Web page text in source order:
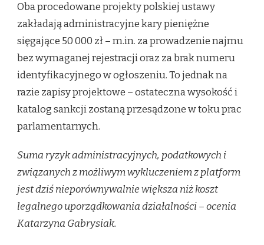
Oba procedowane projekty polskiej ustawy
zakładają administracyjne kary pieniężne
sięgające 50 000 zł – m.in. za prowadzenie najmu
bez wymaganej rejestracji oraz za brak numeru
identyfikacyjnego w ogłoszeniu. To jednak na
razie zapisy projektowe – ostateczna wysokość i
katalog sankcji zostaną przesądzone w toku prac
parlamentarnych.
Suma ryzyk administracyjnych, podatkowych i
związanych z możliwym wykluczeniem z platform
jest dziś nieporównywalnie większa niż koszt
legalnego uporządkowania działalności – ocenia
Katarzyna Gabrysiak.